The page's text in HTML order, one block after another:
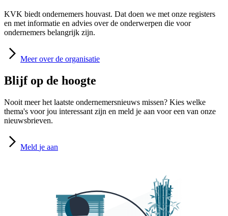
KVK biedt ondernemers houvast. Dat doen we met onze registers
en met informatie en advies over de onderwerpen die voor
ondernemers belangrijk zijn.
Meer over de organisatie
Blijf op de hoogte
Nooit meer het laatste ondernemersnieuws missen? Kies welke
thema's voor jou interessant zijn en meld je aan voor een van onze
nieuwsbrieven.
Meld je aan